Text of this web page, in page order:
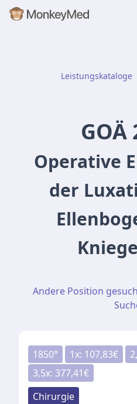
Leistungskataloge
GOÄ
Operative
der
Andere Position
1850° 1x: 107,83€
3,5x: 377,41€
Chirurgie